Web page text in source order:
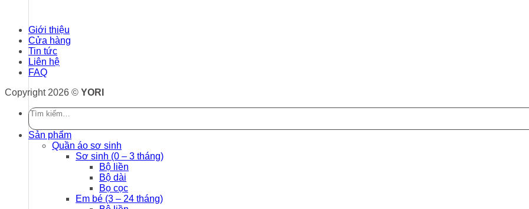
Giới thiệu
Cửa hàng
Tin tức
Liên hệ
FAQ
Copyright 2026 © YORI
Tìm
kiếm:
Sản phẩm
Quần áo sơ sinh
Sơ sinh (0 – 3 tháng)
Bộ liền
Bộ dài
Bọ cọc
Em bé (3 – 24 tháng)